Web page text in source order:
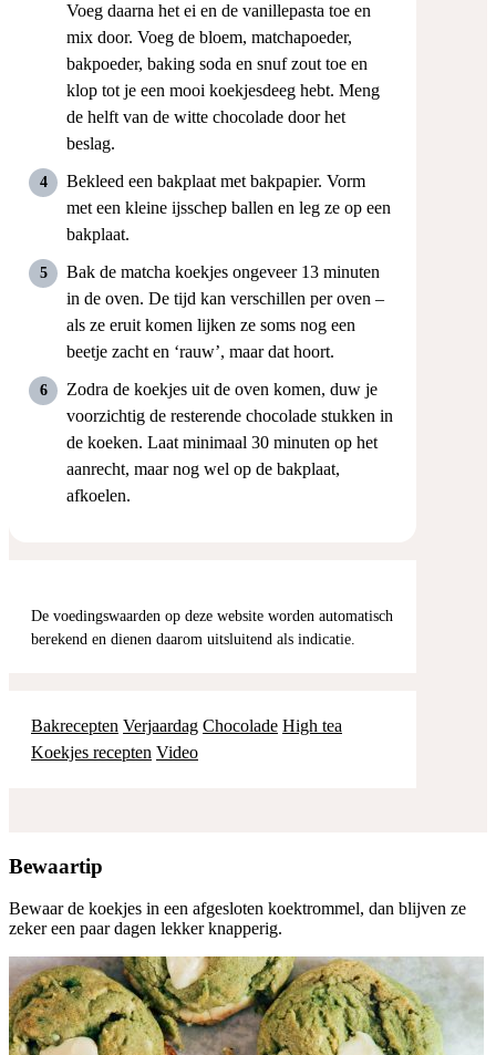
Voeg daarna het ei en de vanillepasta toe en
mix door. Voeg de bloem, matchapoeder,
bakpoeder, baking soda en snuf zout toe en
klop tot je een mooi koekjesdeeg hebt. Meng
de helft van de witte chocolade door het
beslag.
Bekleed een bakplaat met bakpapier. Vorm
met een kleine ijsschep ballen en leg ze op een
bakplaat.
Bak de matcha koekjes ongeveer 13 minuten
in de oven. De tijd kan verschillen per oven –
als ze eruit komen lijken ze soms nog een
beetje zacht en ‘rauw’, maar dat hoort.
Zodra de koekjes uit de oven komen, duw je
voorzichtig de resterende chocolade stukken in
de koeken. Laat minimaal 30 minuten op het
aanrecht, maar nog wel op de bakplaat,
afkoelen.
De voedingswaarden op deze website worden automatisch
berekend en dienen daarom uitsluitend als indicatie.
Bakrecepten Verjaardag Chocolade High tea
Koekjes recepten Video
Bewaartip
Bewaar de koekjes in een afgesloten koektrommel, dan blijven ze
zeker een paar dagen lekker knapperig.